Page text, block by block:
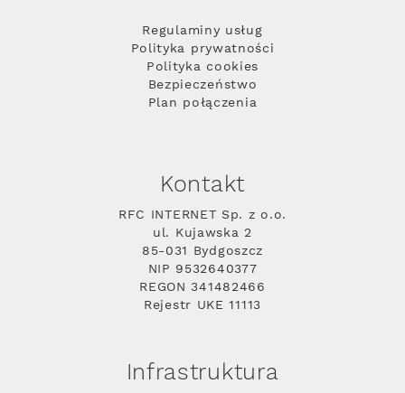
Regulaminy usług
Polityka prywatności
Polityka cookies
Bezpieczeństwo
Plan połączenia
Kontakt
RFC INTERNET Sp. z o.o.
ul. Kujawska 2
85-031 Bydgoszcz
NIP 9532640377
REGON 341482466
Rejestr UKE 11113
Infrastruktura